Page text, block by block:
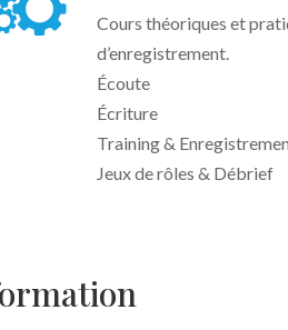
Cours théoriques et
d’enregistrement.
Écoute
Écriture
Training &
Jeux de rôles & Débrief